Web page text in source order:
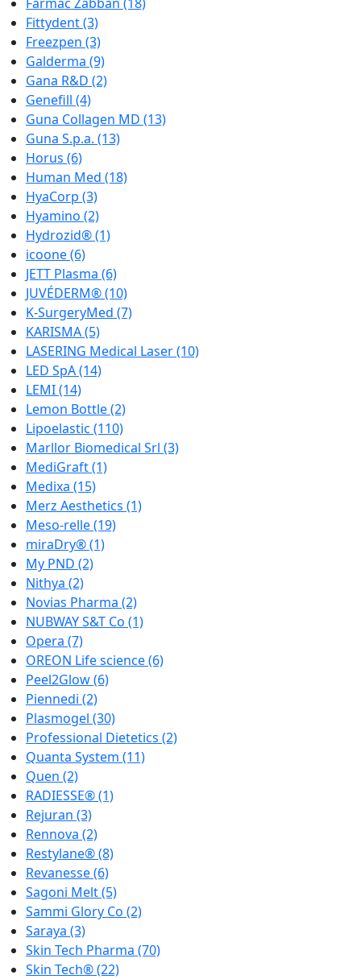
Fittydent(3)
Freezpen (3)
Galderma (9)
Gana R&D (2)
Genefill (4)
Guna Collagen MD (13)
Guna S.p.a. (13)
Horus (6)
Human Med (18)
HyaCorp (3)
Hyamino (2)
Hydrozid®(1)
icoone(6)
JETT Plasma (6)
JUVÉDERM®(10)
K-SurgeryMed (7)
KARISMA(5)
LASERING Medical Laser(10)
LED SpA(14)
LEMI(14)
Lemon Bottle(2)
Lipoelastic (110)
Marllor Biomedical Srl (3)
MediGraft(1)
Medixa (15)
Merz Aesthetics (1)
Meso-relle(19)
miraDry®(1)
My PND (2)
Nithya (2)
Novias Pharma (2)
NUBWAY S&T Co (1)
Opera (7)
OREON Life science(6)
Peel2Glow(6)
Piennedi (2)
Plasmogel (30)
Professional Dietetics (2)
Quanta System (11)
Quen (2)
RADIESSE®(1)
Rejuran (3)
Rennova (2)
Restylane®(8)
Revanesse(6)
Sagoni Melt(5)
Sammi Glory Co (2)
Saraya (3)
Skin Tech Pharma (70)
Skin Tech®(22)